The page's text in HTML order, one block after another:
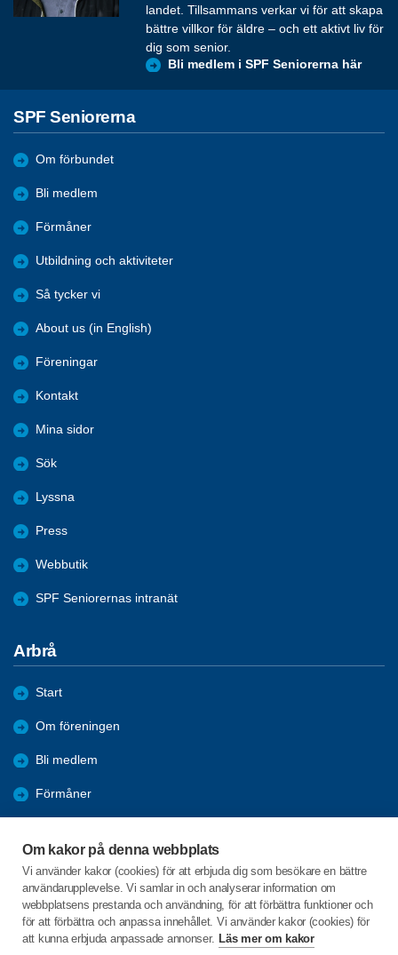
Om kakor på denna webbplats
Vi använder kakor (cookies) för att erbjuda dig som besökare en bättre
användarupplevelse. Vi samlar in och analyserar information om
webbplatsens prestanda och användning, för att förbättra funktioner och
för att förbättra och anpassa innehållet. Vi använder kakor (cookies) för
att kunna erbjuda anpassade annonser. Läs mer om kakor
landet. Tillsammans verkar vi för att skapa
bättre villkor för äldre – och ett aktivt liv för
dig som senior.
Bli medlem i SPF Seniorerna här
SPF Seniorerna
Om förbundet
Bli medlem
Förmåner
Utbildning och aktiviteter
Så tycker vi
About us (in English)
Föreningar
Kontakt
Mina sidor
Sök
Lyssna
Press
Webbutik
SPF Seniorernas intranät
Arbrå
Start
Om föreningen
Bli medlem
Förmåner
Reportage
Arkiv
C/o:L Berg